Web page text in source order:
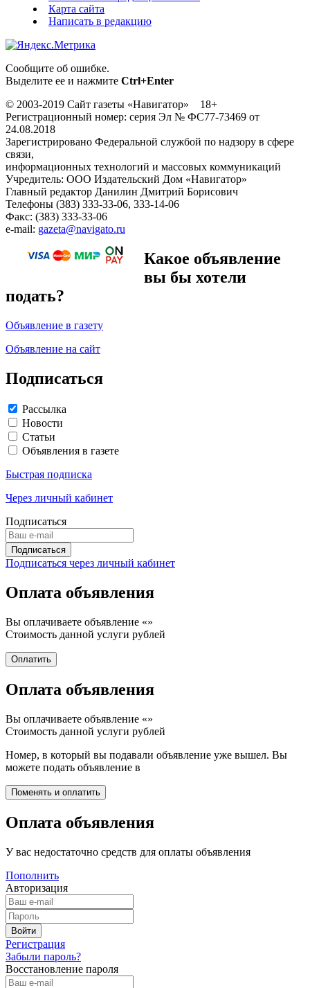
Карта сайта
Написать в редакцию
Сообщите об ошибке.
Выделите ее и нажмите Ctrl+Enter
© 2003-2019 Сайт газеты «Навигатор» 18+
Регистрационный номер: серия Эл № ФС77-73469 от
24.08.2018
Зарегистрировано Федеральной службой по надзору в сфере
связи,
информационных технологий и массовых коммуникаций
Учредитель: ООО Издательский Дом «Навигатор»
Главный редактор Данилин Дмитрий Борисович
Телефоны (383) 333-33-06, 333-14-06
Факс: (383) 333-33-06
e-mail: gazeta@navigato.ru
Какое объявление
вы бы хотели
подать?
Объявление в газету
Объявление на сайт
Подписаться
Рассылка
Новости
Статьи
Объявления в газете
Быстрая подписка
Через личный кабинет
Подписаться
Подписаться через личный кабинет
Оплата объявления
Вы оплачиваете объявление «»
Стоимость данной услуги рублей
Оплата объявления
Вы оплачиваете объявление «»
Стоимость данной услуги рублей
Номер, в который вы подавали объявление уже вышел. Вы
можете подать объявление в
Оплата объявления
У вас недостаточно средств для оплаты объявления
Пополнить
Авторизация
Регистрация
Забыли пароль?
Восстановление пароля